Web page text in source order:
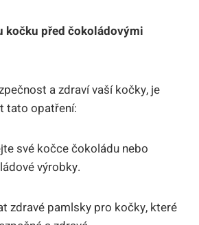
kočku před čokoládovými
a zdraví vaší kočky, je
tato opatření:
své kočce čokoládu nebo
výrobky.
zdravé pamlsky pro kočky, které